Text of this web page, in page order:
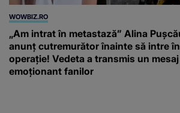
WOWBIZ.RO
„Am intrat în metastază” Alina
anunț cutremurător înainte să intre în
operație! Vedeta a transmis un mesaj
emoționant fanilor